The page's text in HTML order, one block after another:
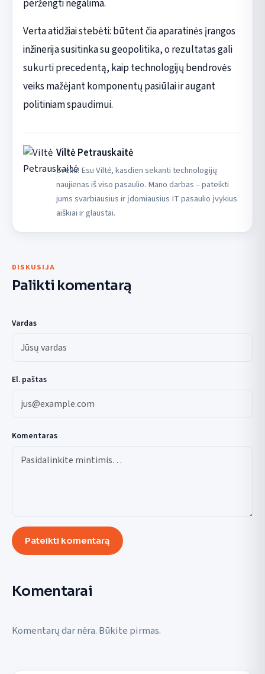
peržengti negalima.
Verta atidžiai stebėti: būtent čia aparatinės įrangos
inžinerija susitinka su geopolitika, o rezultatas gali
sukurti precedentą, kaip technologijų bendrovės
veiks mažėjant komponentų pasiūlai ir augant
politiniam spaudimui.
Viltė Petrauskaitė
Sveiki! Esu Viltė, kasdien sekanti technologijų
naujienas iš viso pasaulio. Mano darbas – pateikti
jums svarbiausius ir įdomiausius IT pasaulio įvykius
aiškiai ir glaustai.
DISKUSIJA
Palikti komentarą
Vardas
El. paštas
Komentaras
Pateikti komentarą
Komentarai
Komentarų dar nėra. Būkite pirmas.